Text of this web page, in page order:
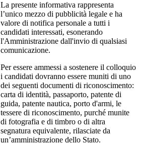
La presente informativa rappresenta
l’unico mezzo di pubblicità legale e ha
valore di notifica personale a tutti i
candidati interessati, esonerando
l'Amministrazione dall'invio di qualsiasi
comunicazione.
Per essere ammessi a sostenere il colloquio
i candidati dovranno essere muniti di uno
dei seguenti documenti di riconoscimento:
carta di identità, passaporto, patente di
guida, patente nautica, porto d'armi, le
tessere di riconoscimento, purché munite
di fotografia e di timbro o di altra
segnatura equivalente, rilasciate da
un’amministrazione dello Stato.